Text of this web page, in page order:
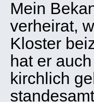
Mein
verheirat,
Kloster
hat er
kirchlich